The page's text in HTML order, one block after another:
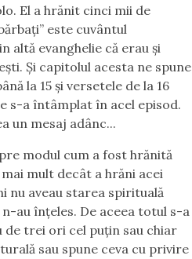
El a hrănit cinci mii de
este cuvântul
altă evanghelie că erau şi
Și capitolul acesta ne spune
la 15 şi versetele de la 16
s-a întâmplat în acel episod.
un mesaj adânc...
modul cum a fost hrănită
mult decât a hrăni acei
nu aveau starea spirituală
au înţeles. De aceea totul s-a
trei ori cel puţin sau chiar
sau spune ceva cu privire